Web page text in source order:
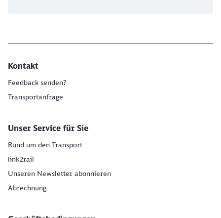
Kontakt
Feedback senden?
Transportanfrage
Unser Service für Sie
Rund um den Transport
link2rail
Unseren Newsletter abonnieren
Abrechnung